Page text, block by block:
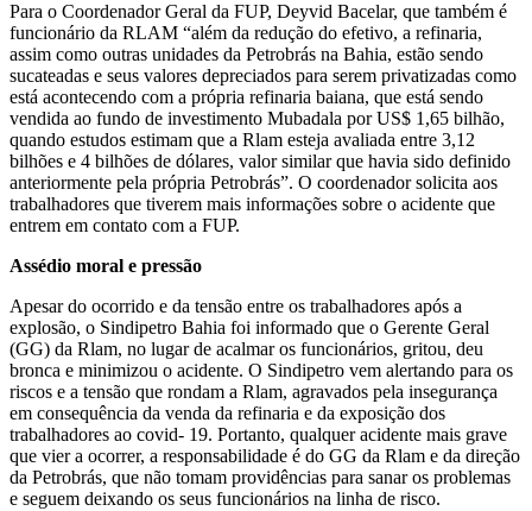
Para o Coordenador Geral da FUP, Deyvid Bacelar, que também é
funcionário da RLAM “além da redução do efetivo, a refinaria,
assim como outras unidades da Petrobrás na Bahia, estão sendo
sucateadas e seus valores depreciados para serem privatizadas como
está acontecendo com a própria refinaria baiana, que está sendo
vendida ao fundo de investimento Mubadala por US$ 1,65 bilhão,
quando estudos estimam que a Rlam esteja avaliada entre 3,12
bilhões e 4 bilhões de dólares, valor similar que havia sido definido
anteriormente pela própria Petrobrás”. O coordenador solicita aos
trabalhadores que tiverem mais informações sobre o acidente que
entrem em contato com a FUP.
Assédio moral e pressão
Apesar do ocorrido e da tensão entre os trabalhadores após a
explosão, o Sindipetro Bahia foi informado que o Gerente Geral
(GG) da Rlam, no lugar de acalmar os funcionários, gritou, deu
bronca e minimizou o acidente. O Sindipetro vem alertando para os
riscos e a tensão que rondam a Rlam, agravados pela insegurança
em consequência da venda da refinaria e da exposição dos
trabalhadores ao covid- 19. Portanto, qualquer acidente mais grave
que vier a ocorrer, a responsabilidade é do GG da Rlam e da direção
da Petrobrás, que não tomam providências para sanar os problemas
e seguem deixando os seus funcionários na linha de risco.